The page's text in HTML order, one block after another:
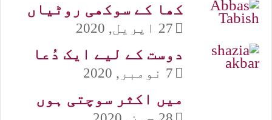
کھا کے سوکھی روٹیاں
27 اپریل, 2020
دوست کے لیے ایک دُعا
7 نومبر, 2020
میں اکثر سوچتی ہوں